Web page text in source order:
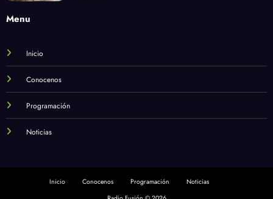
Menu
Inicio
Conocenos
Programación
Noticias
Inicio Conocenos Programación
Noticias